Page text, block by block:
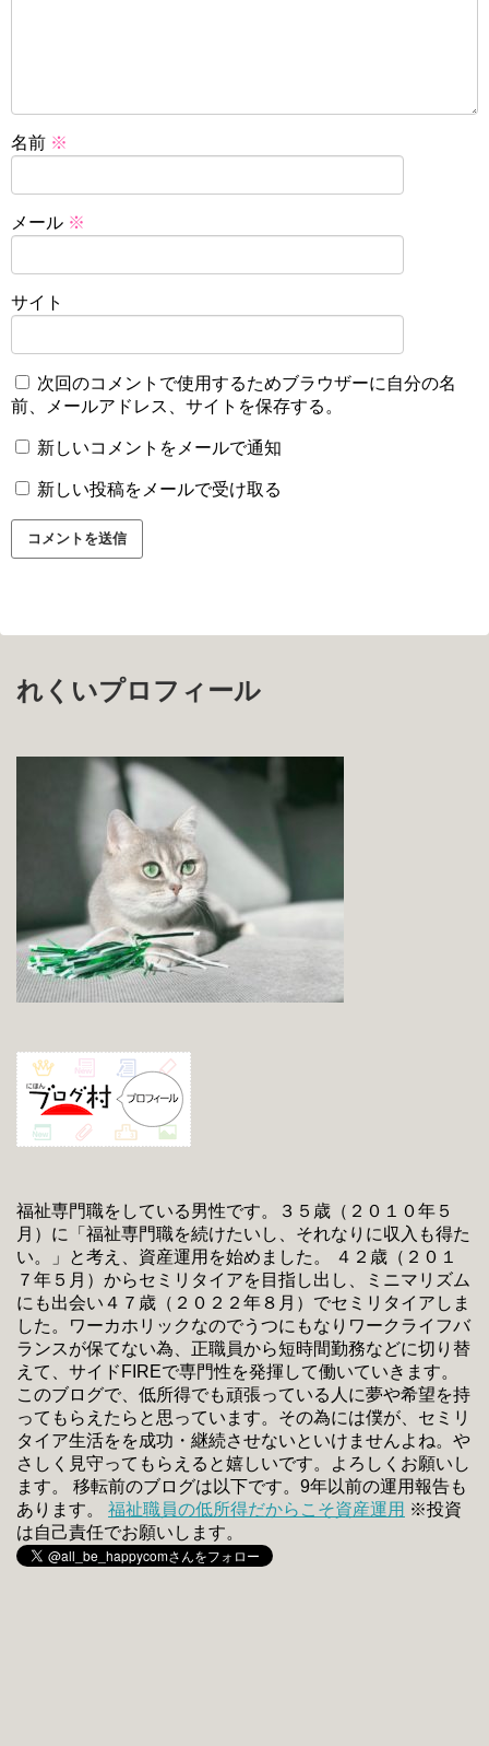
名前 ※
メール ※
サイト
次回のコメントで使用するためブラウザーに自分の名
前、メールアドレス、サイトを保存する。
新しいコメントをメールで通知
新しい投稿をメールで受け取る
れくいプロフィール
福祉専門職をしている男性です。３５歳（２０１０年５
月）に「福祉専門職を続けたいし、それなりに収入も得た
い。」と考え、資産運用を始めました。 ４２歳（２０１
７年５月）からセミリタイアを目指し出し、ミニマリズム
にも出会い４７歳（２０２２年８月）でセミリタイアしま
した。ワーカホリックなのでうつにもなりワークライフバ
ランスが保てない為、正職員から短時間勤務などに切り替
えて、サイドFIREで専門性を発揮して働いていきます。
このブログで、低所得でも頑張っている人に夢や希望を持
ってもらえたらと思っています。その為には僕が、セミリ
タイア生活をを成功・継続させないといけませんよね。や
さしく見守ってもらえると嬉しいです。よろしくお願いし
ます。 移転前のブログは以下です。9年以前の運用報告も
あります。 福祉職員の低所得だからこそ資産運用 ※投資
は自己責任でお願いします。